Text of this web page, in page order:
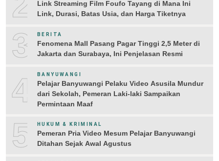
Link Streaming Film Foufo Tayang di Mana Ini
Link, Durasi, Batas Usia, dan Harga Tiketnya
3 BERITA
Fenomena Mall Pasang Pagar Tinggi 2,5 Meter di
Jakarta dan Surabaya, Ini Penjelasan Resmi
4 BANYUWANGI
Pelajar Banyuwangi Pelaku Video Asusila Mundur
dari Sekolah, Pemeran Laki-laki Sampaikan
Permintaan Maaf
5 HUKUM & KRIMINAL
Pemeran Pria Video Mesum Pelajar Banyuwangi
Ditahan Sejak Awal Agustus